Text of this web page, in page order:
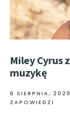
Miley Cyrus
muzykę
6 SIERPNIA, 2020
ZAPOWIEDZI